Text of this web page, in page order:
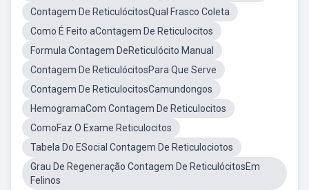
Contagem De ReticulócitosQual Frasco Coleta
Como É Feito aContagem De Reticulocitos
Formula Contagem DeReticulócito Manual
Contagem De ReticulócitosPara Que Serve
Contagem De ReticulocitosCamundongos
HemogramaCom Contagem De Reticulocitos
ComoFaz O Exame Reticulocitos
Tabela Do ESocial Contagem De Reticulociotos
Grau De Regeneração Contagem De ReticulócitosEm
Felinos